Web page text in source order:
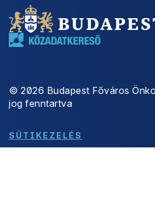
© 2026 Budapest Főváros
jog fenntartva
SÜTIKEZELÉS